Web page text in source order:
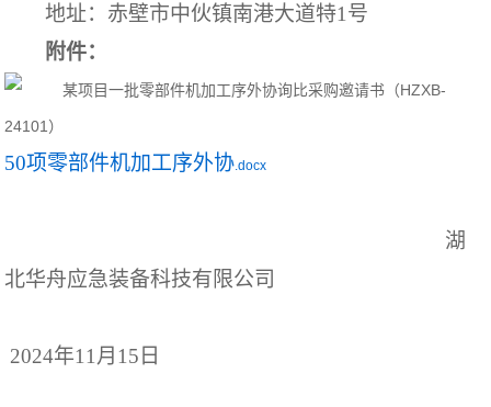
地址：赤壁市中伙镇南港大道特1 号
附件：
50项零部件机加工序外协 .docx
湖
北华舟应急装备科技有限公司
2024年11月15日